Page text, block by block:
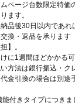
ページ台数限定特価
ます。
品後30日以内であれ
換・返品を承ります
】。
に1週間ほどかかる可
方法は銀行振込・ク
金引換の場合は別途
付きタイプにつきま